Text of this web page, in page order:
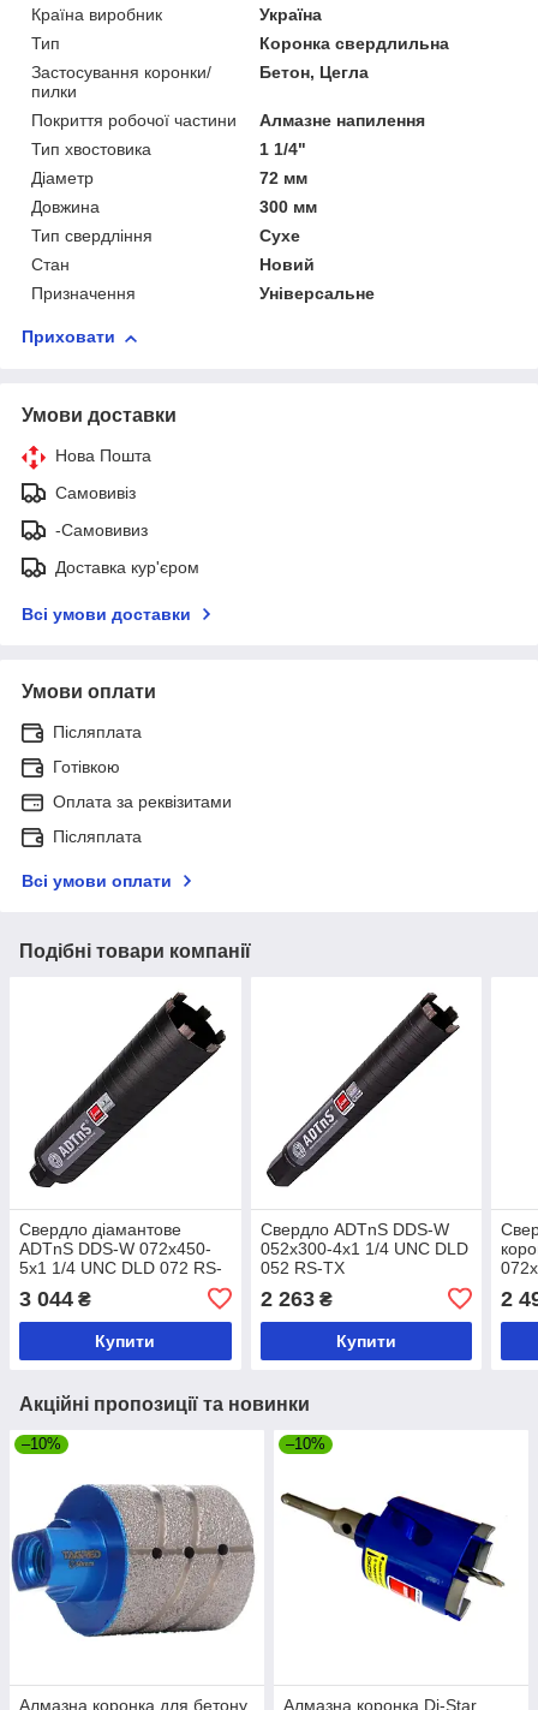
Країна виробник
Україна
Тип
Коронка свердлильна
Застосування коронки/
пилки
Бетон, Цегла
Покриття робочої частини
Алмазне напилення
Тип хвостовика
1 1/4"
Діаметр
72 мм
Довжина
300 мм
Тип свердління
Сухе
Стан
Новий
Призначення
Універсальне
Приховати
Умови доставки
Нова Пошта
Самовивіз
-Самовивиз
Доставка кур'єром
Всі умови доставки
Умови оплати
Післяплата
Готівкою
Оплата за реквізитами
Післяплата
Всі умови оплати
Подібні товари компанії
Свердло діамантове
ADTnS DDS-W 072x450-
5x1 1/4 UNC DLD 072 RS-
3 044 ₴
Купити
Свердло ADTnS DDS-W
052x300-4x1 1/4 UNC DLD
052 RS-TX
2 263₴
Купити
2
Акційні пропозиції та новинки
–10%
Алмазна коронка для бетону
–10%
Алмазна коронка Di-Star